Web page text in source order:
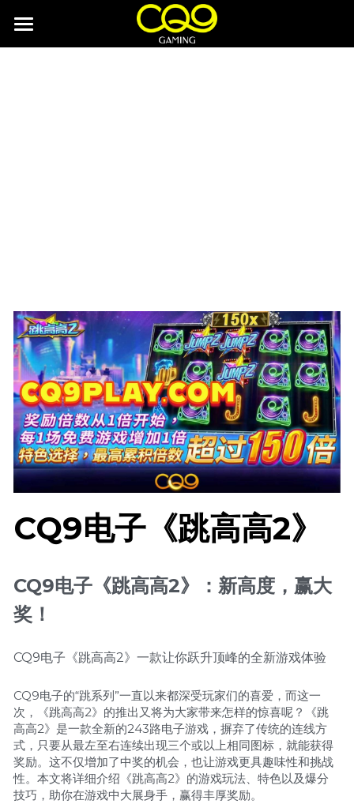
首页
CQ9电子《跳高高2》
CQ9电子《跳高高2》：新高度，赢大
奖！
CQ9电子《跳高高2》一款让你跃升顶峰的全新游戏体验
CQ9电子的“跳系列”一直以来都深受玩家们的喜爱，而这一
次，《跳高高2》的推出又将为大家带来怎样的惊喜呢？《跳
高高2》是一款全新的243路电子游戏，摒弃了传统的连线方
式，只要从最左至右连续出现三个或以上相同图标，就能获得
奖励。这不仅增加了中奖的机会，也让游戏更具趣味性和挑战
性。本文将详细介绍《跳高高2》的游戏玩法、特色以及爆分
技巧，助你在游戏中大展身手，赢得丰厚奖励。